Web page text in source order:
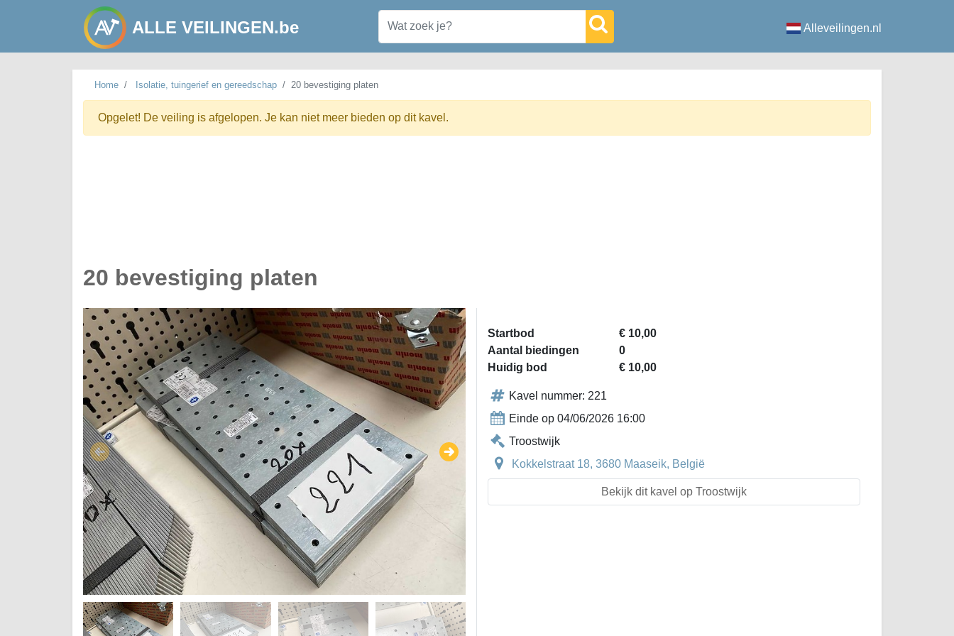
ALLE VEILINGEN.be Alleveilingen.nl
Home Isolatie, tuingerief en gereedschap 20 bevestiging platen
Opgelet! De veiling is afgelopen. Je kan niet meer bieden op dit kavel.
20 bevestiging platen
Startbod
€ 10,00
Aantal biedingen
0
Huidig bod
€ 10,00
Kavel nummer: 221
Einde op 04/06/2026 16:00
Troostwijk
Kokkelstraat 18, 3680 Maaseik, België
Bekijk dit kavel op Troostwijk